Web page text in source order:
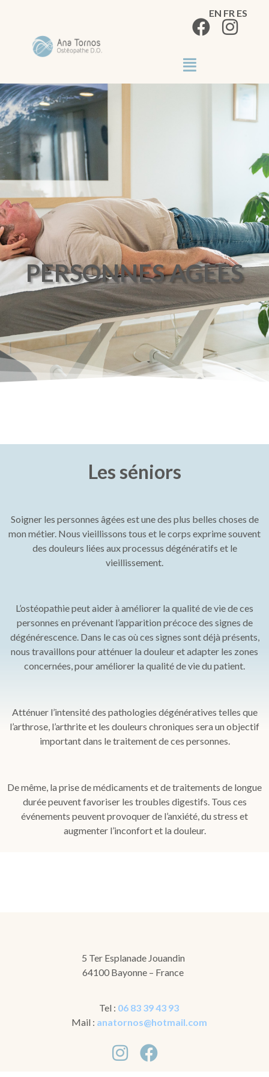
PERSONNES AGEES
Les séniors
Soigner les personnes âgées est une des plus belles choses de
mon métier. Nous vieillissons tous et le corps exprime souvent
des douleurs liées aux processus dégénératifs et le
vieillissement.
L’ostéopathie peut aider à améliorer la qualité de vie de ces
personnes en prévenant l’apparition précoce des signes de
dégénérescence. Dans le cas où ces signes sont déjà présents,
nous travaillons pour atténuer la douleur et adapter les zones
concernées, pour améliorer la qualité de vie du patient.
Atténuer l’intensité des pathologies dégénératives telles que
l’arthrose, l’arthrite et les douleurs chroniques sera un objectif
important dans le traitement de ces personnes.
De même, la prise de médicaments et de traitements de longue
durée peuvent favoriser les troubles digestifs. Tous ces
événements peuvent provoquer de l’anxiété, du stress et
augmenter l’inconfort et la douleur.
5 Ter Esplanade Jouandin
64100 Bayonne – France
Tel : 06 83 39 43 93
Mail : anatornos@hotmail.com
EN FR ES